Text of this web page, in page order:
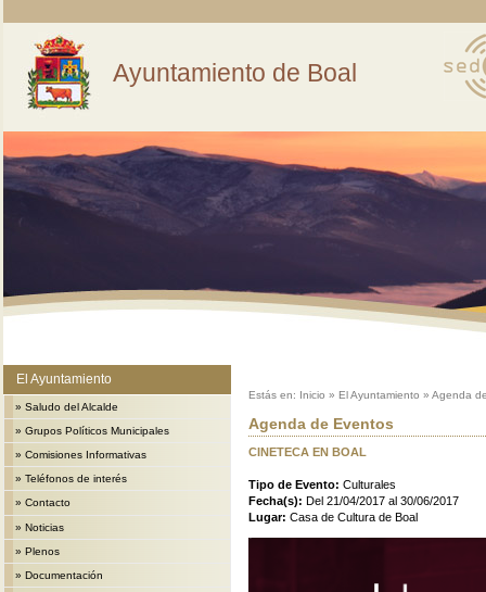
Ayuntamiento de Boal
El Ayuntamiento
» Saludo del Alcalde
» Grupos Políticos Municipales
» Comisiones Informativas
» Teléfonos de interés
» Contacto
» Noticias
» Plenos
» Documentación
Estás en: Inicio »El Ayuntamiento »Agenda
Agenda de Eventos
CINETECA EN BOAL
Tipo de Evento:Culturales
Fecha(s):Del 21/04/2017 al 30/06/2017
Lugar:Casa de Cultura de Boal